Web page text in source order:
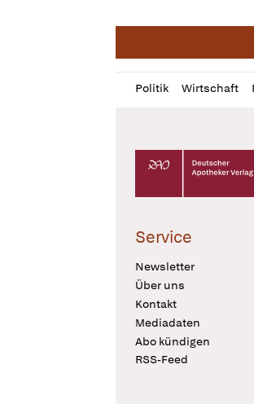
Politik Wirtschaft
Profil
öffnen
Daz
Pur
Deutscher
Service
Newsletter
Über uns
Kontakt
Mediadaten
Abo kündigen
RSS-Feed